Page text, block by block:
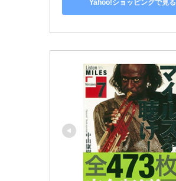
Yahoo!ショッピングで見る